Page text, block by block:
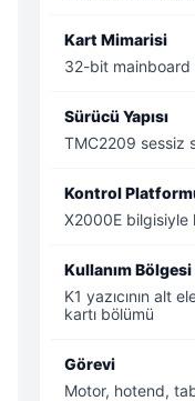
Kart Mimarisi
32-bit mainboard
Sürücü Yapısı
TMC2209 sessiz
Kontrol
X2000E bilgisiyle
Kullanım Bölgesi
K1 yazıcının alt
kartı bölümü
Görevi
Motor, hotend,